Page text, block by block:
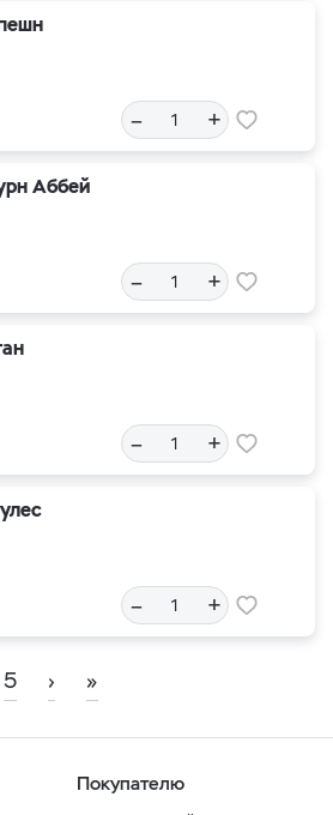
– +
Аббей
– +
– +
– +
5 › »
Покупателю